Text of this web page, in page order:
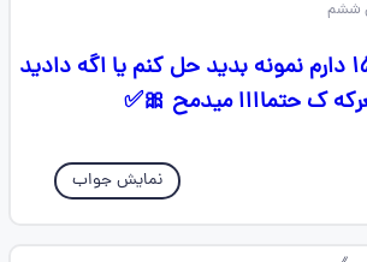
املا از درس ۱۱ تا ۱۵ دارم نمونه بدید حل کنم یا اگه دادید
ک حتماااا میدمح 🎀✅
نمایش جواب